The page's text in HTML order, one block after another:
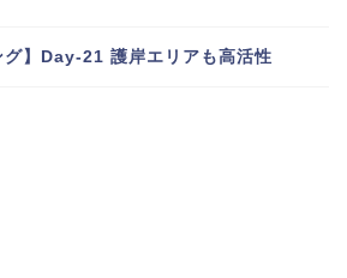
グ】Day-21 護岸エリアも高活性